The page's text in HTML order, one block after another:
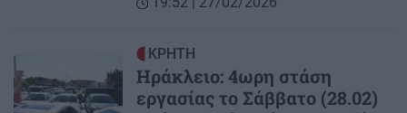
ΚΡΗΤΗ
Ηράκλειο: 4ωρη στάση
εργασίας το Σάββατο (28.02)